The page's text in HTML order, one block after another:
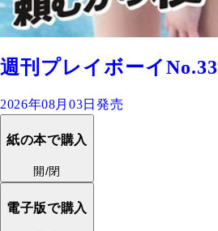
週刊プレイボーイNo.33
2026年08月03日発売
紙の本で購入
開/閉
電子版で購入